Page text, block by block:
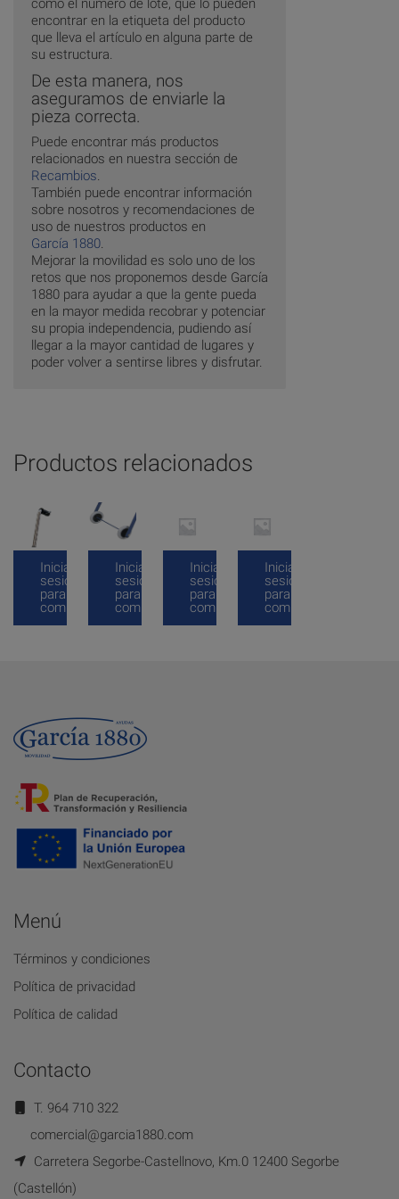
como el número de lote, que lo pueden
encontrar en la etiqueta del producto
que lleva el artículo en alguna parte de
su estructura.
De esta manera, nos
aseguramos de enviarle la
pieza correcta.
Puede encontrar más productos
relacionados en nuestra sección de
Recambios.
También puede encontrar información
sobre nosotros y recomendaciones de
uso de nuestros productos en
García 1880.
Mejorar la movilidad es solo uno de los
retos que nos proponemos desde García
1880 para ayudar a que la gente pueda
en la mayor medida recobrar y potenciar
su propia independencia, pudiendo así
llegar a la mayor cantidad de lugares y
poder volver a sentirse libres y disfrutar.
Productos relacionados
Inicia
sesión
para
comprar
Inicia
sesión
para
comprar
Inicia
sesión
para
comprar
Inicia
sesión
para
comprar
Menú
Términos y condiciones
Política de privacidad
Política de calidad
Contacto
T. 964 710 322
comercial@garcia1880.com
Carretera Segorbe-Castellnovo, Km.0 12400 Segorbe
(Castellón)